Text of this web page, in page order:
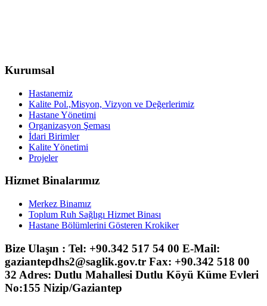
Kurumsal
Hastanemiz
Kalite Pol.,Misyon, Vizyon ve Değerlerimiz
Hastane Yönetimi
Organizasyon Şeması
İdari Birimler
Kalite Yönetimi
Projeler
Hizmet Binalarımız
Merkez Binamız
Toplum Ruh Sağlıgı Hizmet Binası
Hastane Bölümlerini Gösteren Krokiker
Bize Ulaşın : Tel: +90.342 517 54 00 E-Mail:
gaziantepdhs2@saglik.gov.tr Fax: +90.342 518 00
32 Adres: Dutlu Mahallesi Dutlu Köyü Küme Evleri
No:155 Nizip/Gaziantep